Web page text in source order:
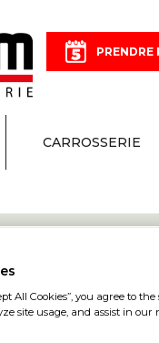
PRENDRE
CARROSSERIE
All Cookies”, you agree to
site usage, and assist in